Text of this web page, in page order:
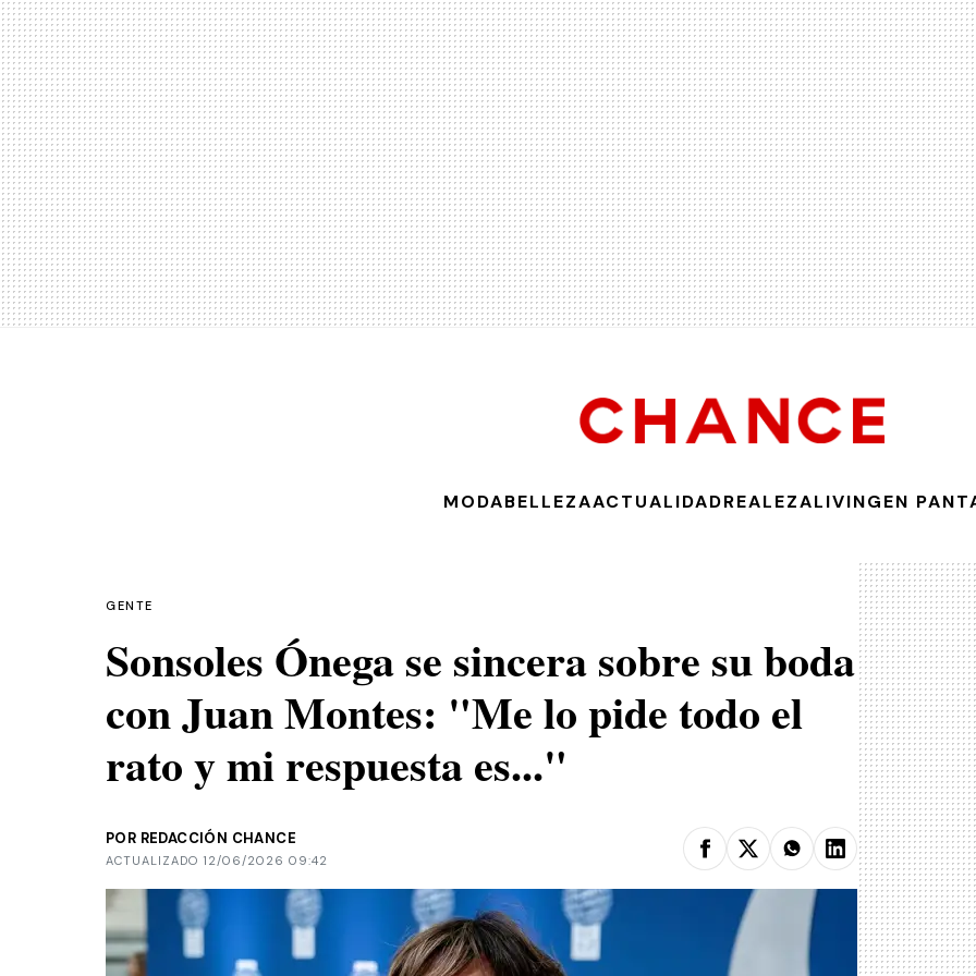
MODABELLEZAACTUALIDADREALEZALIVINGEN
GENTE
Sonsoles Ónega se sincera sobre su boda
con Juan Montes: "Me lo pide todo el
rato y mi respuesta es..."
POR REDACCIÓN CHANCE
ACTUALIZADO 12/06/2026 09:42